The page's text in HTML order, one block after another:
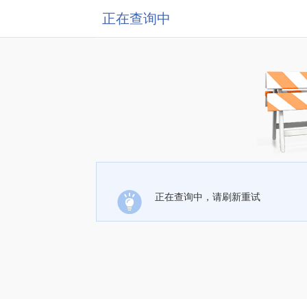
正在查询中
正在查询中，请刷新重试